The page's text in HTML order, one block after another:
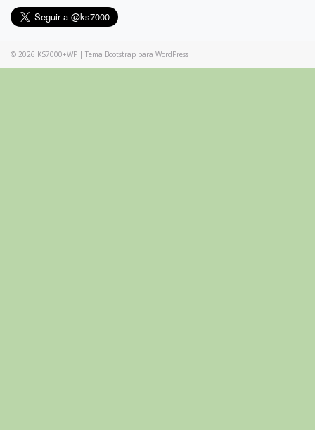
© 2026 KS7000+WP | Tema Bootstrap para WordPress